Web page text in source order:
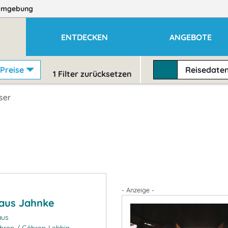
ENTDECKEN ANGEBOTE
Preise 1 Filter zurücksetzen
Jahnke
- Anzeige -